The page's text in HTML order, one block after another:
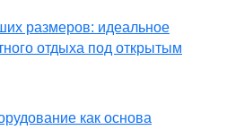
размеров: идеальное
отдыха под открытым
как основа